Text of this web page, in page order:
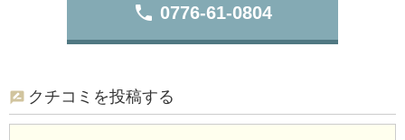
phone 0776-61-0804
クチコミを投稿する